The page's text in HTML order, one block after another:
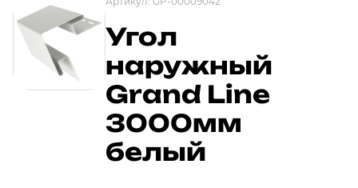
8 (4242) 30-00-72Угол
наружный
Grand Line
3000мм
белый